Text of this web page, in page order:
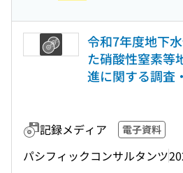
令和7年度地下
た硝酸性窒素等
進に関する調査
記録メディア 電子資料
パシフィックコンサルタンツ